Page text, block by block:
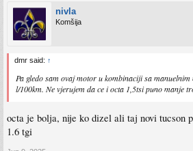
nivla
Komšija
dmr said: ↑
Pa gledo sam ovaj motor u kombinaciji sa
l/100km. Ne vjerujem da ce i octa 1,5tsi puno manje
octa je bolja, nije ko dizel ali taj novi tucson
1.6 tgi